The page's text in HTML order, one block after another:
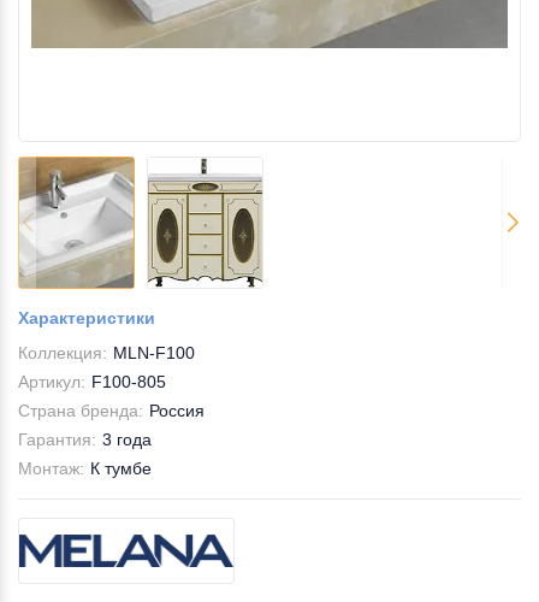
Характеристики
Коллекция: MLN-F100
Артикул: F100-805
Страна бренда: Россия
Гарантия: 3 года
Монтаж: К тумбе